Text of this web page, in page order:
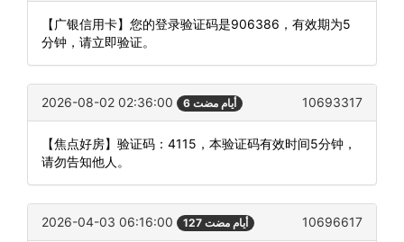
【广银信用卡】您的登录验证码是906386，有效期为5
分钟，请立即验证。
2026-08-02 02:36:00 6 أيام مضت 10693317
【焦点好房】验证码：4115，本验证码有效时间5分钟，
请勿告知他人。
2026-04-03 06:16:00 127 أيام مضت 10696617